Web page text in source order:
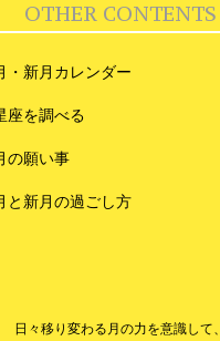
OTHER CONTENTS
・新月カレンダー
座を調べる
の願い事
と新月の過ごし方
日々移り変わる月の力を意識して、